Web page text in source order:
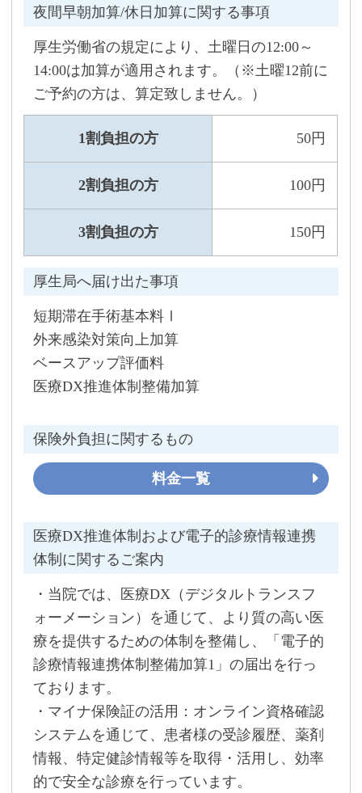
夜間早朝加算/休日加算に関する事項
厚生労働省の規定により、土曜日の12:00～
14:00は加算が適用されます。（※土曜12前に
ご予約の方は、算定致しません。）
1割負担の方 50円
2割負担の方 100円
3割負担の方 150円
厚生局へ届け出た事項
短期滞在手術基本料Ⅰ
外来感染対策向上加算
ベースアップ評価料
医療DX推進体制整備加算
保険外負担に関するもの
料金一覧
医療DX推進体制および電子的診療情報連携
体制に関するご案内
・当院では、医療DX（デジタルトランスフ
ォーメーション）を通じて、より質の高い医
療を提供するための体制を整備し、「電子的
診療情報連携体制整備加算1」の届出を行っ
ております。
・マイナ保険証の活用：オンライン資格確認
システムを通じて、患者様の受診履歴、薬剤
情報、特定健診情報等を取得・活用し、効率
的で安全な診療を行っています。